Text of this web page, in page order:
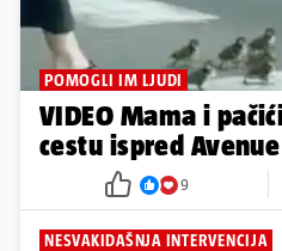
POMOGLI IM LJUDI
VIDEO Mama i
cestu ispred
9
NESVAKIDAŠNJA INTERVENCIJA